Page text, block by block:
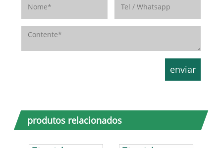
produtos relacionados